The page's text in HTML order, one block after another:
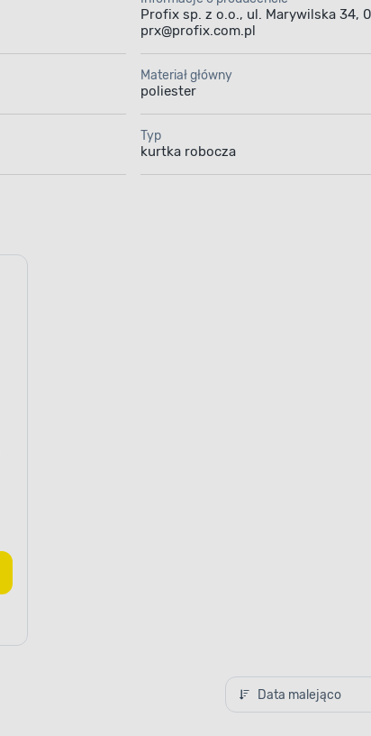
Profix sp. z o.o., ul. Marywilska 34,
prx@profix.com.pl
Materiał główny
poliester
Typ
kurtka robocza
Data malejąco